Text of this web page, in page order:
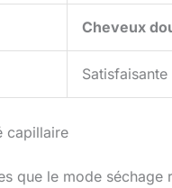
Cheveux
capillaire
que le mode